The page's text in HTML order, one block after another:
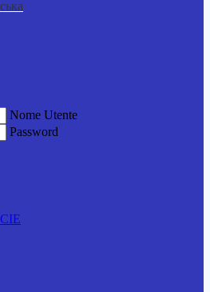
Nome Utente
Password